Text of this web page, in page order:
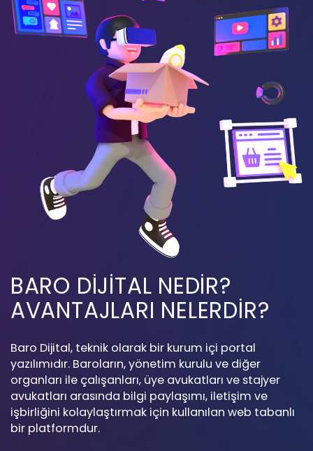
BARO DİJİTAL NEDİR?
AVANTAJLARI NELERDİR?
Baro Dijital, teknik olarak bir kurum içi portal
yazılımıdır. Baroların, yönetim kurulu ve diğer
organları ile çalışanları, üye avukatları ve stajyer
avukatları arasında bilgi paylaşımı, iletişim ve
işbirliğini kolaylaştırmak için kullanılan web tabanlı
bir platformdur.